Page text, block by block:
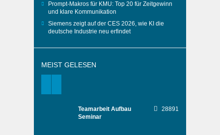
Prompt-Makros für KMU: Top 20 für Zeitgewinn
und klare Kommunikation
Siemens zeigt auf der CES 2026, wie KI die
deutsche Industrie neu erfindet
MEIST GELESEN
Teamarbeit Aufbau
Seminar
28891